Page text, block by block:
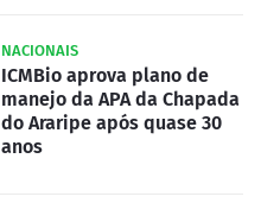
NACIONAIS
ICMBio aprova plano de
manejo da APA da Chapada
do Araripe após quase 30
anos